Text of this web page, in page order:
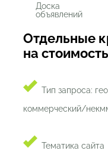
Доска
объявлений
Отдельные
на стоимость
Тип запроса:
коммерческий/
Тематика сайта